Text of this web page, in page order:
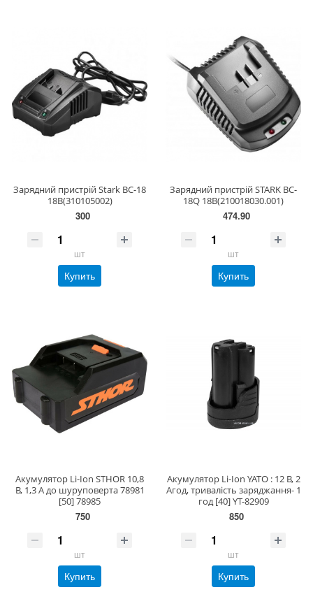
Зарядний пристрій Stark BC-18
18В(310105002)
300
шт
Купить
Зарядний пристрій STARK BC-
18Q 18В(210018030.001)
474.90
шт
Купить
Акумулятор Li-Ion STHOR 10,8
В, 1,3 А до шуруповерта 78981
[50] 78985
750
шт
Купить
Акумулятор Li-Ion YATO : 12 В, 2
Агод, тривалість заряджання- 1
год [40] YT-82909
850
шт
Купить